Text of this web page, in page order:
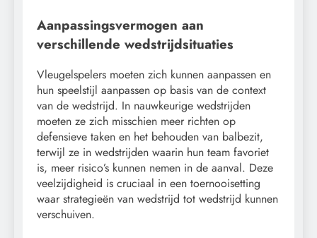
Aanpassingsvermogen aan
verschillende wedstrijdsituaties
Vleugelspelers moeten zich kunnen aanpassen en
hun speelstijl aanpassen op basis van de context
van de wedstrijd. In nauwkeurige wedstrijden
moeten ze zich misschien meer richten op
defensieve taken en het behouden van balbezit,
terwijl ze in wedstrijden waarin hun team favoriet
is, meer risico’s kunnen nemen in de aanval. Deze
veelzijdigheid is cruciaal in een toernooisetting
waar strategieën van wedstrijd tot wedstrijd kunnen
verschuiven.